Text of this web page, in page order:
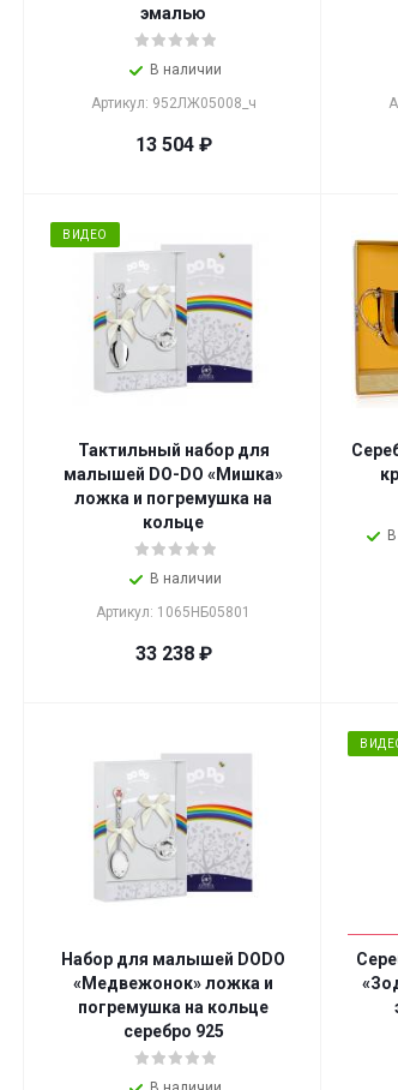
эмалью
В наличии
Артикул: 952ЛЖ05008_ч
13 504₽
ВИДЕО
Тактильный набор для
малышей DO-DO «Мишка»
ложка и погремушка на
кольце
В наличии
Артикул: 1065НБ05801
33 238₽
Набор для малышей DODO
«Медвежонок» ложка и
погремушка на кольце
серебро 925